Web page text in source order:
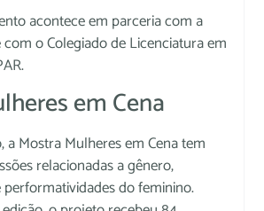
acontece em parceria com a
o Colegiado de Licenciatura em
em Cena
a Mostra Mulheres em Cena tem
relacionadas a gênero,
performatividades do feminino.